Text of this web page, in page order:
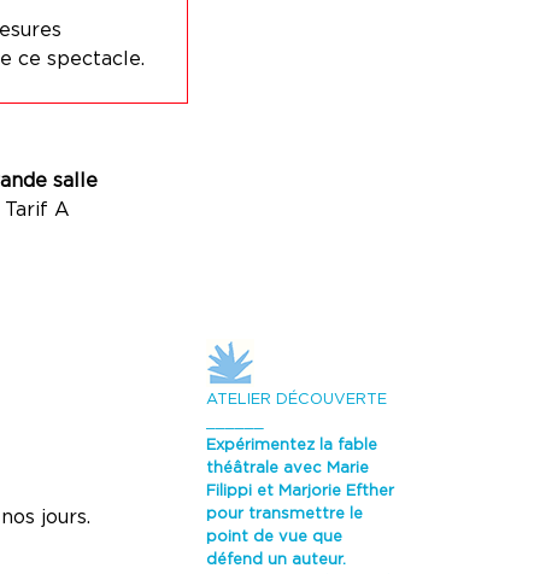
ce spectacle.
salle
Tarif A
jours.
ATELIER DÉCOUVERTE
Expérimentez la fable
théâtrale avec Marie
Filippi et Marjorie Efther
pour transmettre le
point de vue que
défend un auteur.